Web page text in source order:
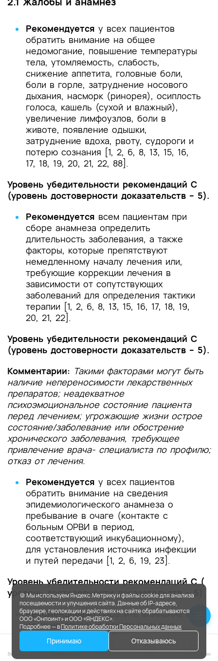
Рекомендуется у всех пациентов
обратить внимание на общее
недомогание, повышение температуры
тела, утомляемость, слабость,
снижение аппетита, головные боли,
боли в горле, затруднение носового
дыхания, насморк (ринорея), осиплость
голоса, кашель (сухой и влажный),
увеличение лимфоузлов, боли в
животе, появление одышки,
затруднение вдоха, рвоту, судороги и
потерю сознания [1, 2, 6, 8, 13, 15, 16,
17, 18, 19, 20, 21, 22, 88].
Уровень убедительности рекомендаций C
(уровень достоверности доказательств – 5).
Рекомендуется всем пациентам при
сборе анамнеза определить
длительность заболевания, а также
факторы, которые препятствуют
немедленному началу лечения или,
требующие коррекции лечения в
зависимости от сопутствующих
заболеваний для определения тактики
терапии [1, 2, 6, 8, 13, 15, 16, 17, 18, 19,
20, 21, 22].
Уровень убедительности рекомендаций C
(уровень достоверности доказательств – 5).
Комментарии: Такими факторами могут быть
наличие непереносимости лекарственных
препаратов; неадекватное
психоэмоциональное состояние пациента
перед лечением; угрожающие жизни острое
состояние/заболевание или обострение
хронического заболевания, требующее
привлечение врача- специалиста по профилю;
отказ от лечения.
Рекомендуется у всех пациентов
обратить внимание на сведения
эпидемиологического анамнеза о
пребывание в очаге (контакте с
больным ОРВИ в период,
соответствующий инкубационному),
для установления источника инфекции
и путей передачи [1, 2, 6, 19, 23].
Уровень убедительности рекомендаций C (
уровень достоверности доказательств – 5).
Рекомендованообратить внимание на
наличие эпидемического подъема
заболеваемости ОРВИ для клинической
диагностики заболевания [1, 2, 3, 13, 15,
19, 23].
🍪 Мы используем Яндекс.Метрику и файлы cookie для анализа
посещаемости и улучшения сайта. Данные об IP-адресе,
браузере, геолокации и действиях на сайте обрабатываются
ООО «Онпоинт» и ООО «ЯНДЕКС».
Подробнее — вПолитике обработки Персональных данных
Принимаю Отказываюсь